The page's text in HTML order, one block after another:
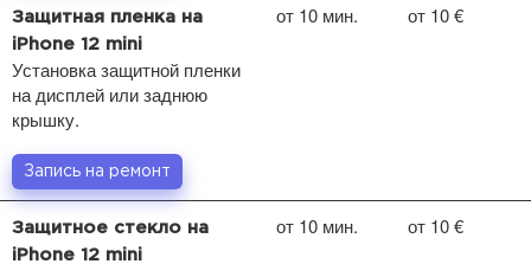
Защитная пленка на
iPhone 12 mini
Установка защитной пленки
на дисплей или заднюю
крышку.
от 10 мин. от 10 €
Запись на ремонт
Защитное стекло на
iPhone 12 mini
от 10 мин. от 10 €